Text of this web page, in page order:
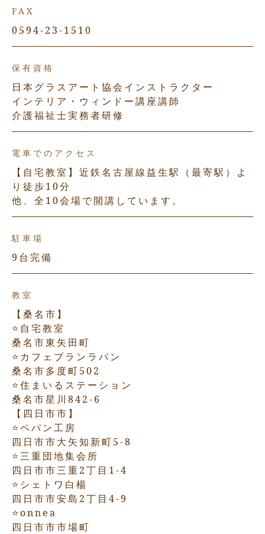
FAX
0594-23-1510
保有資格
日本グラスアート協会インストラクター
インテリア・ウィンドー講座講師
介護福祉士実務者研修
電車でのアクセス
【自宅教室】近鉄名古屋線益生駅（最寄駅）よ
り徒歩10分
他、全10会場で開講しています。
駐車場
9台完備
教室
【桑名市】
⭐️自宅教室
桑名市東矢田町
⭐️カフェブランラパン
桑名市多度町502
⭐️住まいるステーション
桑名市星川842-6
【四日市市】
⭐️ペパン工房
四日市市大矢知新町5-8
⭐️三重団地集会所
四日市市三重2丁目1-4
⭐️シェトワ白楊
四日市市安島2丁目4-9
⭐️onnea
四日市市市場町